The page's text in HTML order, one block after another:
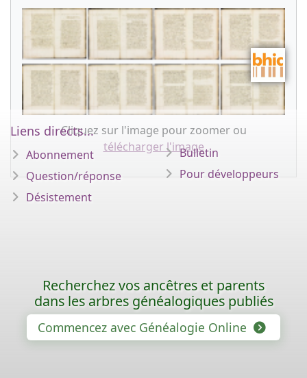
Cliquez sur l'image pour zoomer ou
télécharger l'image
Liens directs...
Abonnement
Question/réponse
Désistement
Bulletin
Pour développeurs
Recherchez vos ancêtres et parents
dans les arbres généalogiques publiés
Commencez avec Généalogie Online